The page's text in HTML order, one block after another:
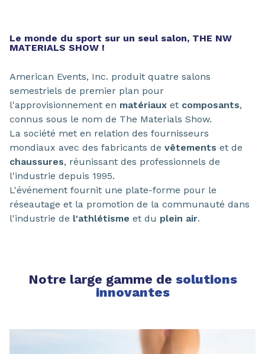
Le monde du sport sur un seul salon, THE NW
MATERIALS SHOW !
American Events, Inc. produit quatre salons
semestriels de premier plan pour
l'approvisionnement en matériaux et composants,
connus sous le nom de The Materials Show.
La société met en relation des fournisseurs
mondiaux avec des fabricants de vêtements et de
chaussures, réunissant des professionnels de
l'industrie depuis 1995.
L'événement fournit une plate-forme pour le
réseautage et la promotion de la communauté dans
l'industrie de l'athlétisme et du plein air.
Notre large gamme de solutions
innovantes